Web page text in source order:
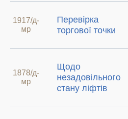
1917/д-
мр
Перевірка
торгової точки
1878/д-
мр
Щодо
незадовільного
стану ліфтів